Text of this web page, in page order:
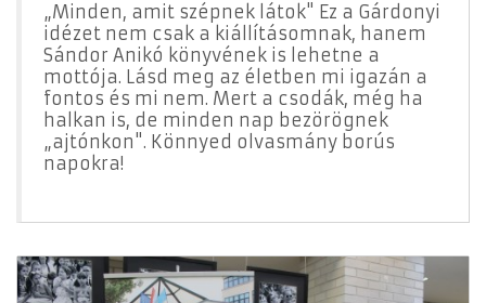
„Minden, amit szépnek látok" Ez a Gárdonyi
idézet nem csak a kiállításomnak, hanem
Sándor Anikó könyvének is lehetne a
mottója. Lásd meg az életben mi igazán a
fontos és mi nem. Mert a csodák, még ha
halkan is, de minden nap bezörögnek
„ajtónkon". Könnyed olvasmány borús
napokra!